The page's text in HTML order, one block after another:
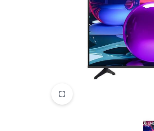
VIEDPULKSTEŅI
SKAISTUMAM UN VESELĪBAI
DATORTEHNIKA, PRECES
BIROJAM
KLIMATAM